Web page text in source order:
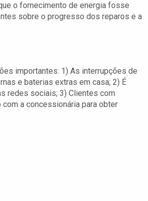
o fornecimento de energia fosse
sobre o progresso dos reparos e a
importantes: 1) As interrupções de
e baterias extras em casa; 2) É
redes sociais; 3) Clientes com
a concessionária para obter